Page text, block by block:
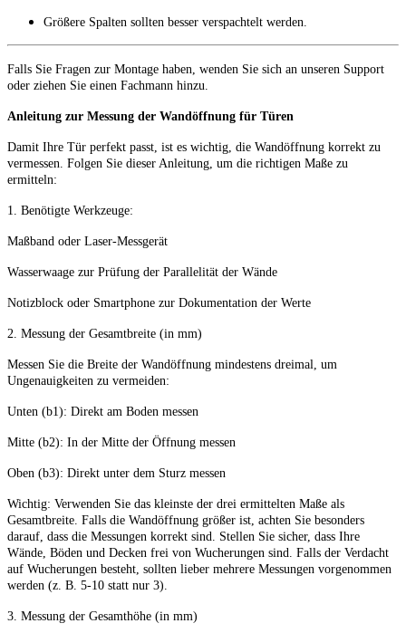
Größere Spalten sollten besser verspachtelt werden.
Falls Sie Fragen zur Montage haben, wenden Sie sich an unseren Support
oder ziehen Sie einen Fachmann hinzu.
Anleitung zur Messung der Wandöffnung für Türen
Damit Ihre Tür perfekt passt, ist es wichtig, die Wandöffnung korrekt zu
vermessen. Folgen Sie dieser Anleitung, um die richtigen Maße zu
ermitteln:
1. Benötigte Werkzeuge:
Maßband oder Laser-Messgerät
Wasserwaage zur Prüfung der Parallelität der Wände
Notizblock oder Smartphone zur Dokumentation der Werte
2. Messung der Gesamtbreite (in mm)
Messen Sie die Breite der Wandöffnung mindestens dreimal, um
Ungenauigkeiten zu vermeiden:
Unten (b1): Direkt am Boden messen
Mitte (b2): In der Mitte der Öffnung messen
Oben (b3): Direkt unter dem Sturz messen
Wichtig: Verwenden Sie das kleinste der drei ermittelten Maße als
Gesamtbreite. Falls die Wandöffnung größer ist, achten Sie besonders
darauf, dass die Messungen korrekt sind. Stellen Sie sicher, dass Ihre
Wände, Böden und Decken frei von Wucherungen sind. Falls der Verdacht
auf Wucherungen besteht, sollten lieber mehrere Messungen vorgenommen
werden (z. B. 5-10 statt nur 3).
3. Messung der Gesamthöhe (in mm)